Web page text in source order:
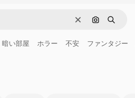
消去 画像で検索
検索
暗い部屋 ホラー 不安 ファンタジー